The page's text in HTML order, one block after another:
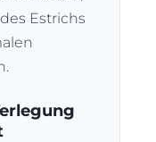
Estrichs